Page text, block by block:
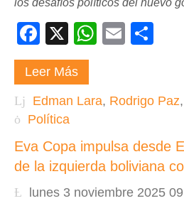
los desafíos políticos del nuevo
Facebook
X Email
Leer Más
Edman Lara, Rodrigo Paz,
Política
Eva Copa impulsa desde
de la izquierda boliviana
lunes 3 noviembre 2025